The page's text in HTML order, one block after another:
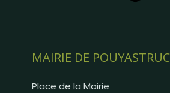
MAIRIE DE POUYASTRUC
Place de la Mairie